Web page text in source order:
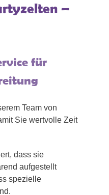
–
für
Team von
Sie wertvolle Zeit
dass sie
aufgestellt
spezielle